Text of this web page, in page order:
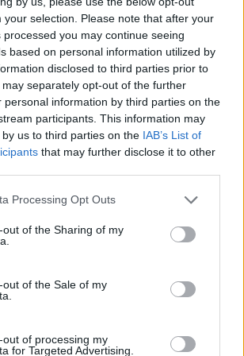
your selection. Please note that after your
you may continue seeing
based on personal information utilized by
disclosed to third parties prior to
separately opt-out of the further
personal information by third parties on the
participants. This information may
us to third parties on the IAB’s List of
that may further disclose it to other
Processing Opt Outs
out of the Sharing of my
out of the Sale of my
out of processing my
for Targeted Advertising.
ΣΉΜΕΡΑ
Το μοντέλο μοιράστηκε φωτογραφίες
από τις καλοκαιρινές της διακοπές στο
νησί των Κυκλάδων
Ιωάννα Τούνη: «Έβγαλα όλο το
βράδυ στο νοσοκομείο με ορούς
και αντιβιώσεις»
ΣΉΜΕΡΑ
δηλητηρίαση και μοιράστηκε με τους
ώρες που πέρασε.